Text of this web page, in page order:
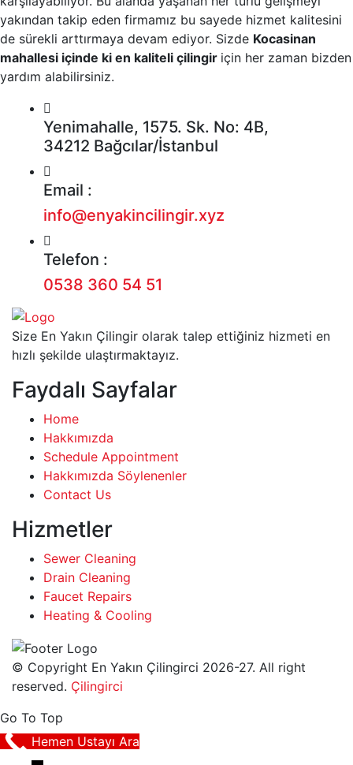
yakından takip eden firmamız bu sayede hizmet kalitesini
de sürekli arttırmaya devam ediyor. Sizde Kocasinan
mahallesi içinde ki en kaliteli çilingir için her zaman bizden
yardım alabilirsiniz.
Yenimahalle, 1575. Sk. No: 4B,
34212 Bağcılar/İstanbul
Email :
info@enyakincilingir.xyz
Telefon :
0538 360 54 51
Size En Yakın Çilingir olarak talep ettiğiniz hizmeti en
hızlı şekilde ulaştırmaktayız.
Faydalı Sayfalar
Home
Hakkımızda
Schedule Appointment
Hakkımızda Söylenenler
Contact Us
Hizmetler
Sewer Cleaning
Drain Cleaning
Faucet Repairs
Heating & Cooling
© Copyright En Yakın Çilingirci 2026-27. All right
reserved. Çilingirci
Go To Top
Hemen Ustayı Ara